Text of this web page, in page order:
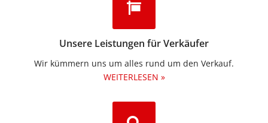
Unsere Leistungen für Verkäufer
Wir kümmern uns um alles rund um den Verkauf.
WEITERLESEN »